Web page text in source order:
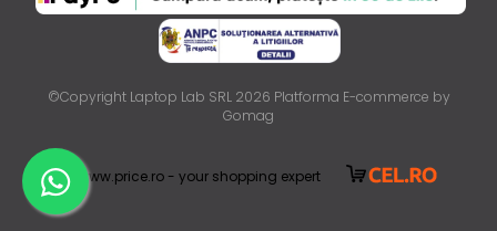
©Copyright Laptop Lab SRL 2026 Platforma E-commerce by
Gomag